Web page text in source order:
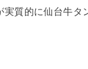
質的に仙台牛タ